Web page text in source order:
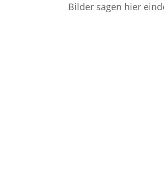
Bilder sagen hier